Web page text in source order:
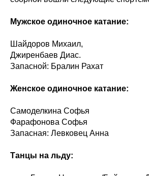
Мужское одиночное катание:
Шайдоров Михаил,
Джиренбаев Диас.
Запасной: Бралин Рахат
Женское одиночное катание:
Самоделкина Софья
Фарафонова Софья
Запасная: Левковец Анна
Танцы на льду: